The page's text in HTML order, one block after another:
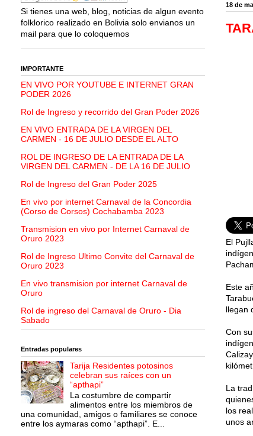
18 de
El
Este
llegan
Con
La
los
unos
Si tienes una web, blog, noticias de algun evento
folklorico realizado en Bolivia solo envianos un
mail para que lo coloquemos
IMPORTANTE
EN VIVO POR YOUTUBE E INTERNET GRAN
PODER 2026
Rol de Ingreso y recorrido del Gran Poder 2026
EN VIVO ENTRADA DE LA VIRGEN DEL
CARMEN - 16 DE JULIO DESDE EL ALTO
ROL DE INGRESO DE LA ENTRADA DE LA
VIRGEN DEL CARMEN - DE LA 16 DE JULIO
Rol de Ingreso del Gran Poder 2025
En vivo por internet Carnaval de la Concordia
(Corso de Corsos) Cochabamba 2023
Transmision en vivo por Internet Carnaval de
Oruro 2023
Rol de Ingreso Ultimo Convite del Carnaval de
Oruro 2023
En vivo transmision por internet Carnaval de
Oruro
Rol de ingreso del Carnaval de Oruro - Dia
Sabado
Entradas populares
Tarija Residentes potosinos
celebran sus raíces con un
“apthapi”
La costumbre de compartir
alimentos entre los miembros de
una comunidad, amigos o familiares se conoce
entre los aymaras como “apthapi”. E...